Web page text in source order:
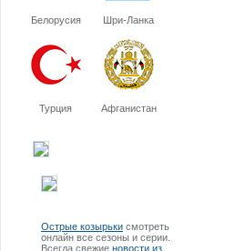
Белорусия Шри-Ланка
Турция Афганистан
Острые козырьки смотреть
онлайн все сезоны и серии.
Всегда свежие новости из